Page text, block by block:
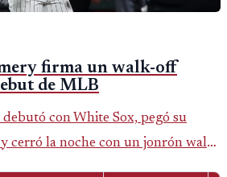
firma un walk-off
de MLB
con White Sox, pegó su
cerró la noche con un jonrón walk-